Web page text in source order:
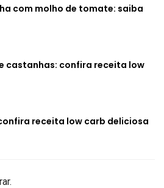
com molho de tomate: saiba
castanhas: confira receita low
receita low carb deliciosa